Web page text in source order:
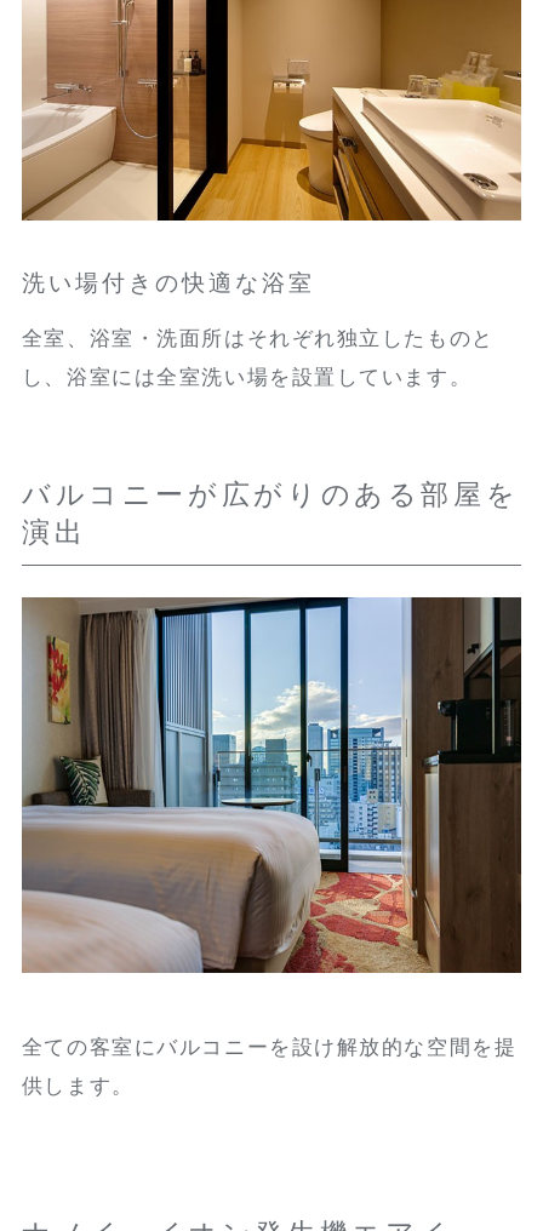
洗い場付きの快適な浴室
全室、浴室・洗面所はそれぞれ独立したものと
し、浴室には全室洗い場を設置しています。
バルコニーが広がりのある部屋を
演出
全ての客室にバルコニーを設け解放的な空間を提
供します。